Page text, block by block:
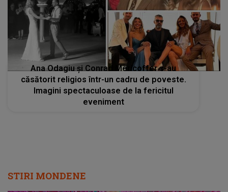
Ana Odagiu și Conrad Mericoffer s-au
căsătorit religios într-un cadru de poveste.
Imagini spectaculoase de la fericitul
eveniment
STIRI MONDENE